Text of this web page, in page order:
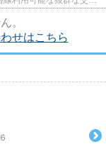
。
せはこちら